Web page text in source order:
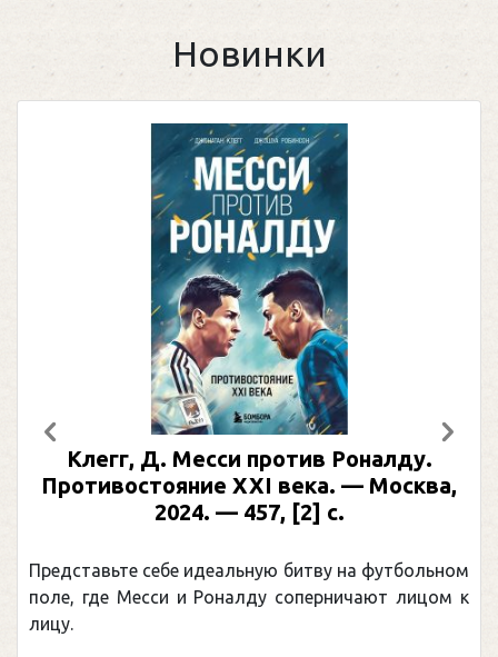
Новинки
Клегг, Д. Месси против Роналду.
Противостояние XXI века. — Москва,
2024. — 457, [2] с.
Представьте себе идеальную битву на футбольном
поле, где Месси и Роналду соперничают лицом к
лицу.
Предыдущий